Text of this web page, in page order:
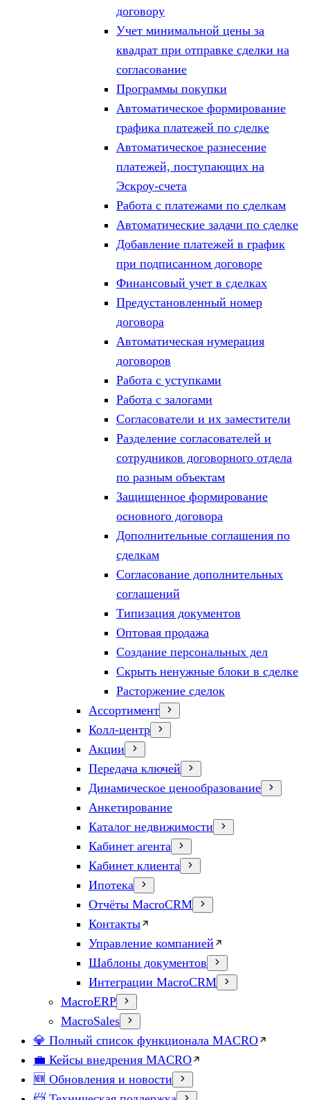
договору
Учет минимальной цены за
квадрат при отправке сделки на
согласование
Программы покупки
Автоматическое формирование
графика платежей по сделке
Автоматическое разнесение
платежей, поступающих на
Эскроу-счета
Работа с платежами по сделкам
Автоматические задачи по сделке
Добавление платежей в график
при подписанном договоре
Финансовый учет в сделках
Предустановленный номер
договора
Автоматическая нумерация
договоров
Работа с уступками
Работа с залогами
Согласователи и их заместители
Разделение согласователей и
сотрудников договорного отдела
по разным объектам
Защищенное формирование
основного договора
Дополнительные соглашения по
сделкам
Согласование дополнительных
соглашений
Типизация документов
Оптовая продажа
Создание персональных дел
Скрыть ненужные блоки в сделке
Расторжение сделок
Ассортимент
Колл-центр
Акции
Передача ключей
Динамическое ценообразование
Анкетирование
Каталог недвижимости
Кабинет агента
Кабинет клиента
Ипотека
Отчёты MacroCRM
Контакты
Управление компанией
Шаблоны документов
Интеграции MacroCRM
MacroERP
MacroSales
💎 Полный список функционала MACRO
💼 Кейсы внедрения MACRO
🆕 Обновления и новости